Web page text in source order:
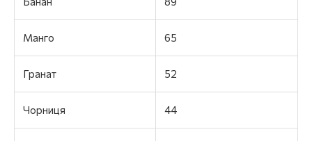
Манго 65
Гранат 52
Чорниця 44